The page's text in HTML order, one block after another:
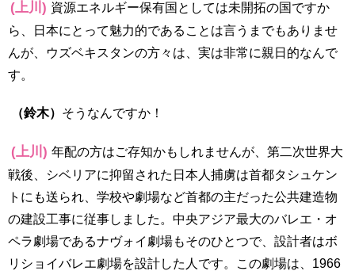
(上川) 資源エネルギー保有国としては未開拓の国ですか
ら、日本にとって魅力的であることは言うまでもありませ
んが、ウズベキスタンの方々は、実は非常に親日的なんで
す。
（鈴木） そうなんですか！
(上川) 年配の方はご存知かもしれませんが、第二次世界大
戦後、シベリアに抑留された日本人捕虜は首都タシュケン
トにも送られ、学校や劇場など首都の主だった公共建造物
の建設工事に従事しました。中央アジア最大のバレエ・オ
ペラ劇場であるナヴォイ劇場もそのひとつで、設計者はボ
リショイバレエ劇場を設計した人です。この劇場は、 1966